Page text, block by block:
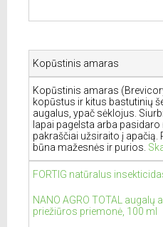
Kopūstinis amaras
Kopūstinis amaras
kopūstus ir kitus bastutinių
augalus, ypač sėklojus.
lapai pagelsta arba
pakraščiai užsiraito į apačią.
būna mažesnės ir purios.
FORTIG natūralus
NANO AGRO TOTAL augalų
priežiūros priemonė, 100 ml